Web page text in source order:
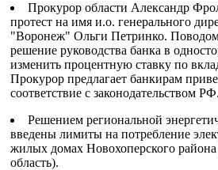
Прокурор области Александр
протест на имя и.о. генерального
"Воронеж" Ольги Петринко.
решение руководства банка в
изменить процентную ставку по
Прокурор предлагает банкирам
соответствие с законодательством РФ.
Решением региональной
введены лимиты на потребление
жилых домах Новохоперского
область).